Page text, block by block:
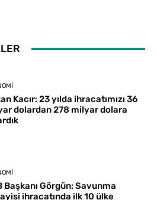
Kacır: 23 yılda ihracatımızı 36
dolardan 278 milyar dolara
Başkanı Görgün: Savunma
ihracatında ilk 10 ülke